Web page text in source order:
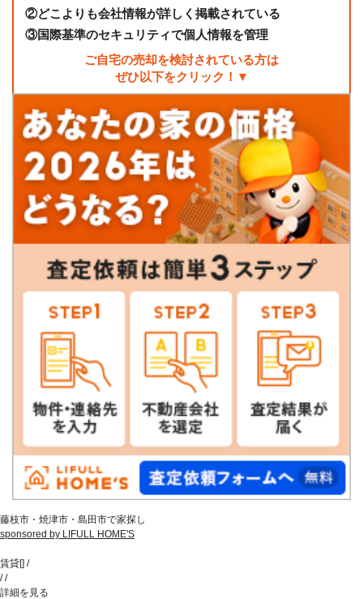
②どこよりも会社情報が詳しく掲載されている
③国際基準のセキュリティで個人情報を管理
ご自宅の売却を検討されている方は
ぜひ以下をクリック！▼
藤枝市・焼津市・島田市で家探し
sponsored by LIFULL HOME'S
賃貸[] /
//
詳細を見る